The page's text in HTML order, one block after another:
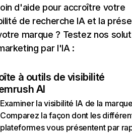
d'aide pour accroître votre
de recherche IA et la
marque ? Testez nos
par l'IA :
à outils de visibilité
AI
Examiner la visibilité IA de la
Comparez la façon dont les
plateformes vous présentent par